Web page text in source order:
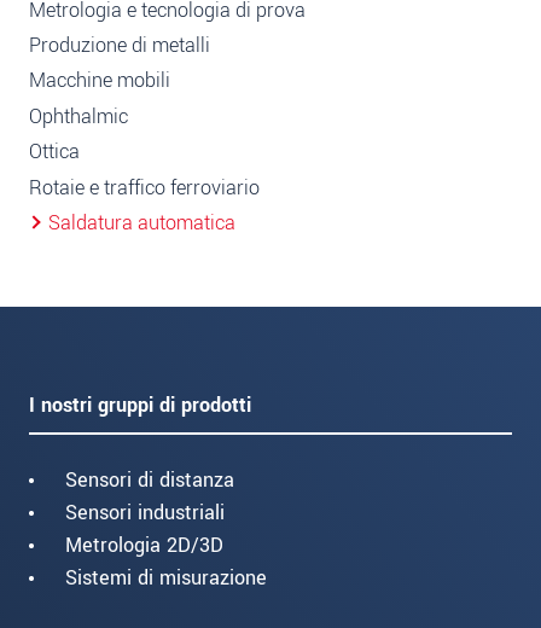
Metrologia e tecnologia di prova
Produzione di metalli
Macchine mobili
Ophthalmic
Ottica
Rotaie e traffico ferroviario
Saldatura automatica
I nostri gruppi di prodotti
Sensori di distanza
Sensori industriali
Metrologia 2D/3D
Sistemi di misurazione